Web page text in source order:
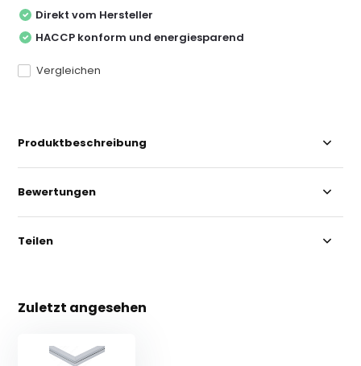
Direkt vom Hersteller
HACCP konform und energiesparend
Vergleichen
Produktbeschreibung
Bewertungen
Teilen
Zuletzt angesehen